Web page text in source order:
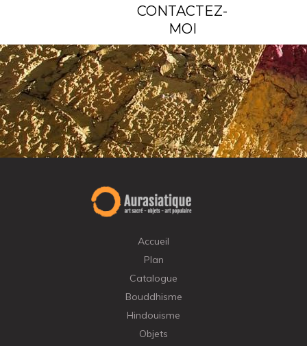
CONTACTEZ-
MOI
Accueil
Plan
Catalogue
Bouddhisme
Hindouisme
Objets